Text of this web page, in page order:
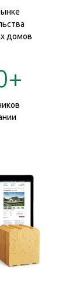
домов